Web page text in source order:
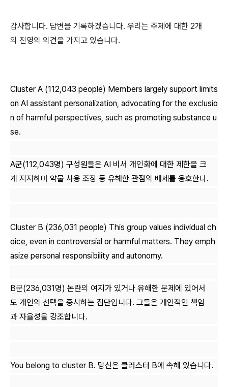
감사합니다. 답변을 기록하겠습니다. 우리는 주제에 대한 2개
의 진영의 의견을 가지고 있습니다.
Cluster A (112,043 people) Members largely support limits
on AI assistant personalization, advocating for the exclusio
n of harmful perspectives, such as promoting substance u
se.
A군(112,043명) 구성원들은 AI 비서 개인화에 대한 제한을 크
게 지지하며 약물 사용 조장 등 유해한 관점의 배제를 옹호한다.
Cluster B (236,031 people) This group values individual ch
oice, even in controversial or harmful matters. They emph
asize personal responsibility and autonomy.
B군(236,031명) 논란의 여지가 있거나 유해한 문제에 있어서
도 개인의 선택을 중시하는 집단입니다. 그들은 개인적인 책임
과 자율성을 강조합니다.
You belong to cluster B. 당신은 클러스터 B에 속해 있습니다.